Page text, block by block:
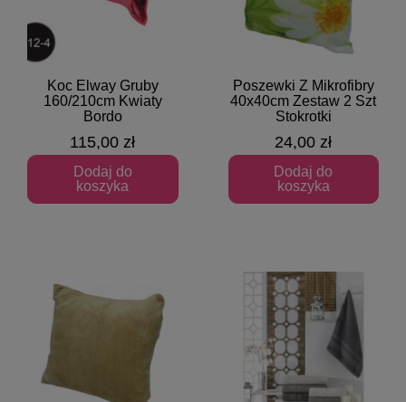
Szybki podgląd
Koc Elway Gruby
160/210cm Kwiaty
Bordo
115,00 zł
Dodaj do
koszyka
Szybki podgląd
Poszewki Z Mikrofibry
40x40cm Zestaw 2 Szt
Stokrotki
24,00 zł
Dodaj do
koszyka